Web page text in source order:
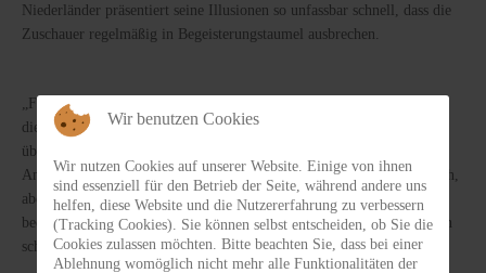
Niederländer präsentiert seine Illusionen so unfassbar schnell, dass die
Zuschauer regelmäßig in Begeisterungstaumel ausbrechen.
„Für mich sind die Deutschen einfach das beste Publikum. Sie lieben
die Magie und haben großen Spaß daran, sich auf der Bühne
überraschen zu lassen. Ihre Begeisterung schwappt jedes Mal von
Anfang an zu mir über. Las Vegas ist zwar in jeder Hinsicht gigantisch,
aber nun bald wieder auf Tournee ganz nah bei meinen Fans zu sein,
bedeutet mir persönlich sehr viel“ schwärmt der Magier und freut sich
schon auf die Shows in Deutschland.
Wir benutzen Cookies
Wir nutzen Cookies auf unserer Website. Einige von ihnen
sind essenziell für den Betrieb der Seite, während andere uns
helfen, diese Website und die Nutzererfahrung zu verbessern
(Tracking Cookies). Sie können selbst entscheiden, ob Sie die
Cookies zulassen möchten. Bitte beachten Sie, dass bei einer
Ablehnung womöglich nicht mehr alle Funktionalitäten der